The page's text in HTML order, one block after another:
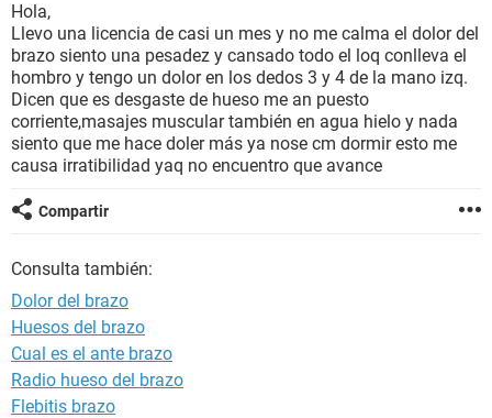
BIENESTAR
SEXUALIDAD
GLOSARIO
Hola,
Llevo una licencia de casi un mes y no me calma el dolor del
brazo siento una pesadez y cansado todo el loq conlleva el
hombro y tengo un dolor en los dedos 3 y 4 de la mano izq.
Dicen que es desgaste de hueso me an puesto
corriente,masajes muscular también en agua hielo y nada
siento que me hace doler más ya nose cm dormir esto me
causa irratibilidad yaq no encuentro que avance
Compartir
Consulta también:
Dolor del brazo
Huesos del brazo
Cual es el ante brazo
Radio hueso del brazo
Flebitis brazo